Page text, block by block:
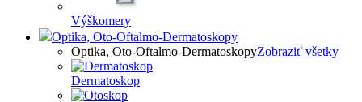
Výškomery
Optika, Oto-Oftalmo-Dermatoskopy
Optika, Oto-Oftalmo-DermatoskopyZobraziť všetky
Dermatoskop